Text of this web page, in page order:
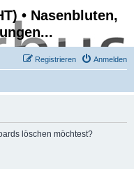
• Nasenbluten,
Anmelden
Registrieren
löschen möchtest?